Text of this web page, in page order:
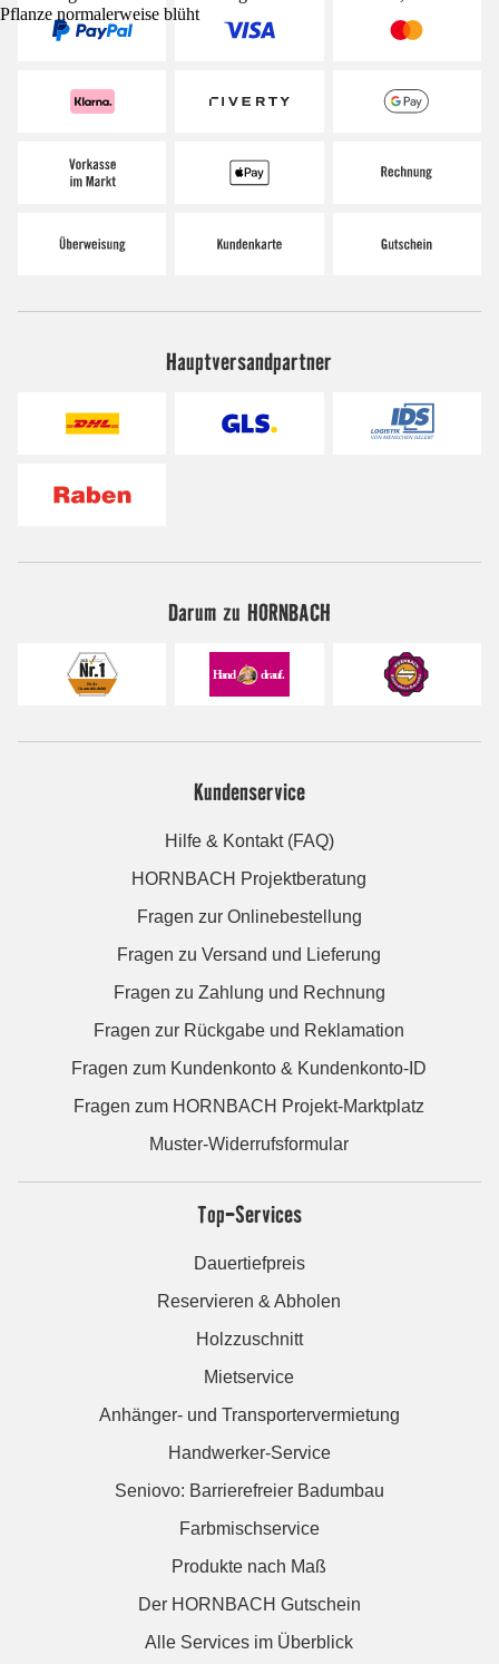
Pflanze normalerweise blüht
Hauptversandpartner
Darum zu HORNBACH
Kundenservice
Hilfe & Kontakt (FAQ)
HORNBACH Projektberatung
Fragen zur Onlinebestellung
Fragen zu Versand und Lieferung
Fragen zu Zahlung und Rechnung
Fragen zur Rückgabe und Reklamation
Fragen zum Kundenkonto & Kundenkonto-ID
Fragen zum HORNBACH Projekt-Marktplatz
Muster-Widerrufsformular
Top-Services
Dauertiefpreis
Reservieren & Abholen
Holzzuschnitt
Mietservice
Anhänger- und Transportervermietung
Handwerker-Service
Seniovo: Barrierefreier Badumbau
Farbmischservice
Produkte nach Maß
Der HORNBACH Gutschein
Alle Services im Überblick